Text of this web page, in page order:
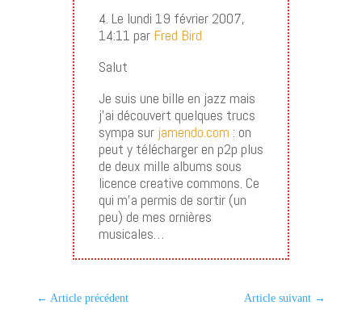
4. Le lundi 19 février 2007,
14:11 par Fred Bird
Salut
Je suis une bille en jazz mais
j’ai découvert quelques trucs
sympa sur jamendo.com : on
peut y télécharger en p2p plus
de deux mille albums sous
licence creative commons. Ce
qui m’a permis de sortir (un
peu) de mes ornières
musicales…
← Article précédent Article suivant →